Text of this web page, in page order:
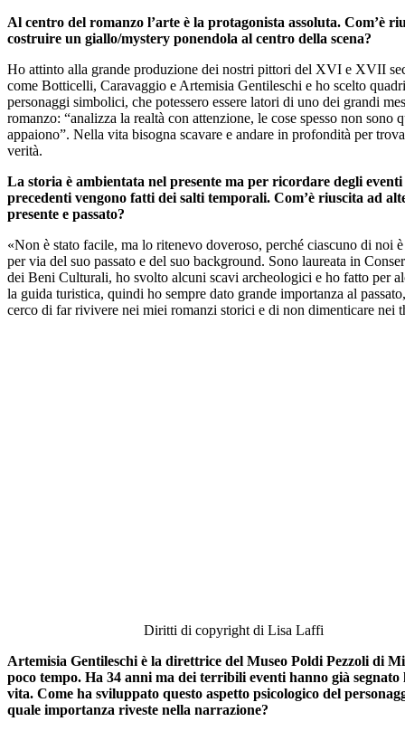
Al centro del romanzo l’arte è la protagonista assoluta. Com’è
costruire un giallo/mystery ponendola al centro della scena?
Ho attinto alla grande produzione dei nostri pittori del XVI e XVII
come Botticelli, Caravaggio e Artemisia Gentileschi e ho scelto
personaggi simbolici, che potessero essere latori di uno dei grandi
romanzo: “analizza la realtà con attenzione, le cose spesso non sono
appaiono”. Nella vita bisogna scavare e andare in profondità per
verità.
La storia è ambientata nel presente ma per ricordare degli eventi
precedenti vengono fatti dei salti temporali. Com’è riuscita ad
presente e passato?
«Non è stato facile, ma lo ritenevo doveroso, perché ciascuno di noi
per via del suo passato e del suo background. Sono laureata in
dei Beni Culturali, ho svolto alcuni scavi archeologici e ho fatto per
la guida turistica, quindi ho sempre dato grande importanza al
cerco di far rivivere nei miei romanzi storici e di non dimenticare nei
Diritti di copyright di Lisa Laffi
Artemisia Gentileschi è la direttrice del Museo Poldi Pezzoli di
poco tempo. Ha 34 anni ma dei terribili eventi hanno già segnato
vita. Come ha sviluppato questo aspetto psicologico del
quale importanza riveste nella narrazione?